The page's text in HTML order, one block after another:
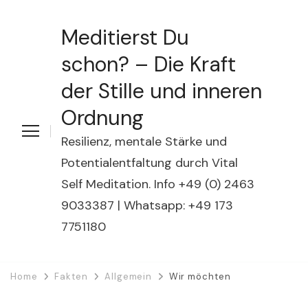
Meditierst Du
schon? – Die Kraft
der Stille und inneren
Ordnung
Resilienz, mentale Stärke und
Potentialentfaltung durch Vital
Self Meditation. Info +49 (0) 2463
9033387 | Whatsapp: +49 173
7751180
Home Fakten Allgemein
Wir möchten